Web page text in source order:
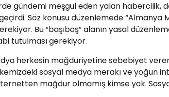
gündemi meşgul eden yalan habercilik,
Söz konusu düzenlemede “Almanya
Bu “başıboş” alanın yasal
tutulması gerekiyor.
herkesin mağduriyetine sebebiyet
sosyal medya merakı ve yoğun
mağdur olmamış kimse yok.